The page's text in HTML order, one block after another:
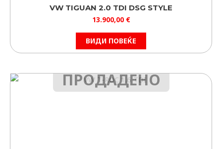
VW TIGUAN 2.0 TDI DSG STYLE
13.900,00 €
ВИДИ ПОВЕЌЕ
ПРОДАДЕНО